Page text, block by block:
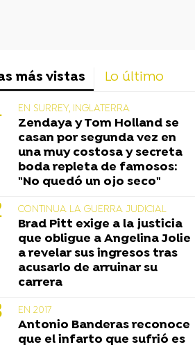
más vistas Lo último
EN SURREY, INGLATERRA
Zendaya y Tom Holland se
casan por segunda vez en
una muy costosa y secreta
boda repleta de famosos:
"No quedó un ojo seco"
CONTINUA LA GUERRA JUDICIAL
Brad Pitt exige a la justicia
que obligue a Angelina Jolie
a revelar sus ingresos tras
acusarlo de arruinar su
carrera
EN 2017
Antonio Banderas reconoce
que el infarto que sufrió es